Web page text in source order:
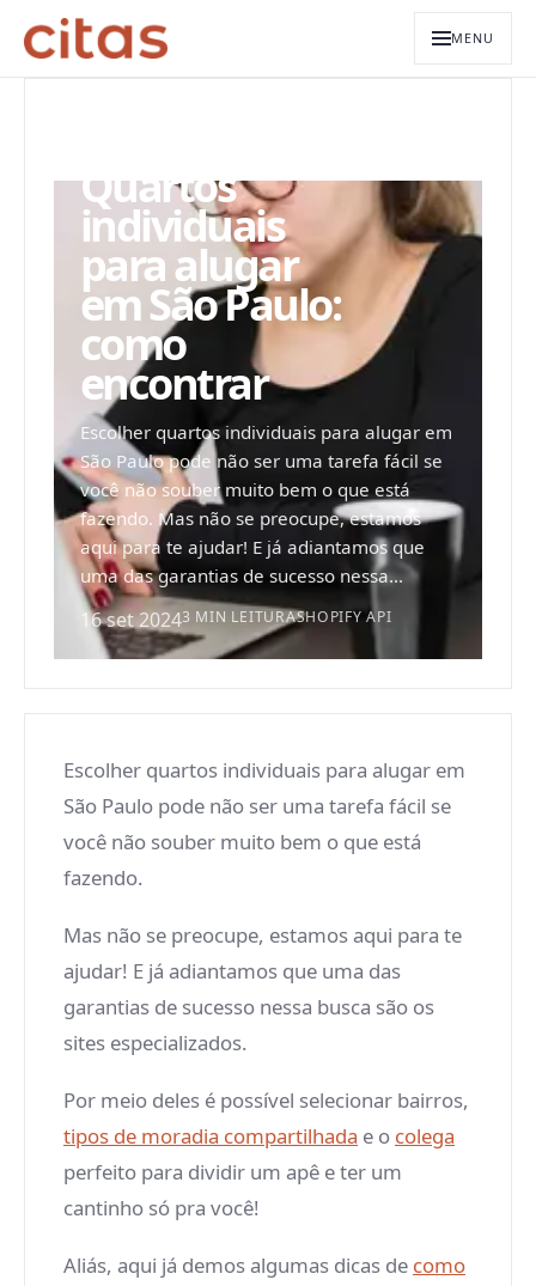
MENU
Quartos
individuais
para alugar
em São Paulo:
como
encontrar
Escolher quartos individuais para alugar em
São Paulo pode não ser uma tarefa fácil se
você não souber muito bem o que está
fazendo. Mas não se preocupe, estamos
aqui para te ajudar! E já adiantamos que
uma das garantias de sucesso nessa...
16 set 20243 MIN LEITURASHOPIFY API
Escolher quartos individuais para alugar em
São Paulo pode não ser uma tarefa fácil se
você não souber muito bem o que está
fazendo.
Mas não se preocupe, estamos aqui para te
ajudar! E já adiantamos que uma das
garantias de sucesso nessa busca são os
sites especializados.
Por meio deles é possível selecionar bairros,
tipos de moradia compartilhada e o colega
perfeito para dividir um apê e ter um
cantinho só pra você!
Aliás, aqui já demos algumas dicas de como